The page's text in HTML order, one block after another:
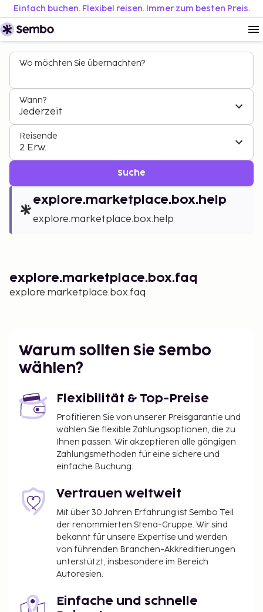
Einfach buchen. Flexibel reisen. Immer zum besten Preis.
Wo möchten Sie übernachten?
Wann?
Jederzeit
Reisende
2 Erw.
Suche
explore.marketplace.box.help
explore.marketplace.box.help
explore.marketplace.box.faq
explore.marketplace.box.faq
Warum sollten Sie Sembo
wählen?
Flexibilität & Top-Preise
Profitieren Sie von unserer Preisgarantie und
wählen Sie flexible Zahlungsoptionen, die zu
Ihnen passen. Wir akzeptieren alle gängigen
Zahlungsmethoden für eine sichere und
einfache Buchung.
Vertrauen weltweit
Mit über 30 Jahren Erfahrung ist Sembo Teil
der renommierten Stena-Gruppe. Wir sind
bekannt für unsere Expertise und werden
von führenden Branchen-Akkreditierungen
unterstützt, insbesondere im Bereich
Autoresien.
Einfache und schnelle